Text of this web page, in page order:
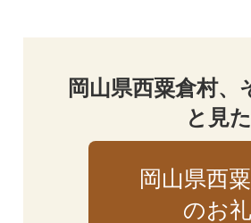
岡山県西粟倉村
と見
岡山県西
のお